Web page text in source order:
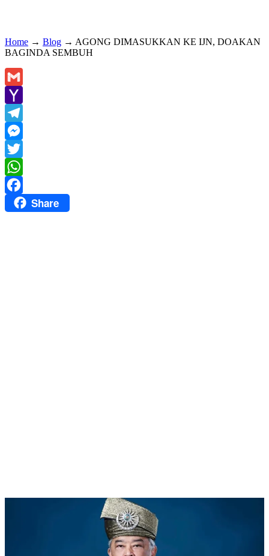
Home → Blog → AGONG DIMASUKKAN KE IJN, DOAKAN
BAGINDA SEMBUH
Gmail
Yahoo
Mail
Telegram
Messenger
Twitter
WhatsApp
FacebookShare